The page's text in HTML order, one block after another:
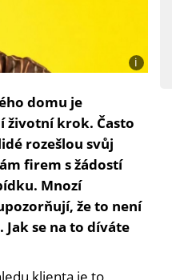
i
Foto:
domu je
životní krok. Často
rozešlou svůj
firem s žádostí
Mnozí
že to není
se na to díváte